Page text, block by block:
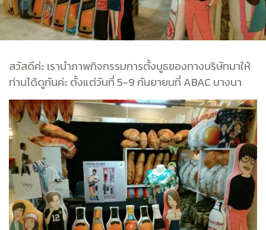
สวัสดีค่ะ เรานำภาพกิจกรรมการตั้งบูธของทางบริษัทมาให้
ท่านได้ดูกันค่ะ ตั้งแต่วันที่ 5-9 กันยายนที่ ABAC บางนา